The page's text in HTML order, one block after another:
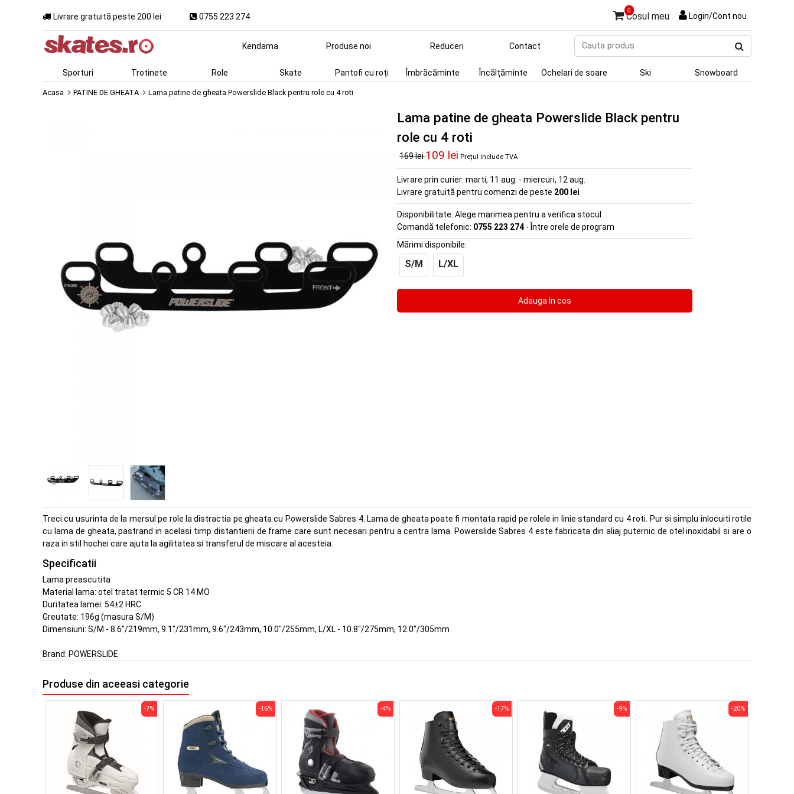
Livrare gratuită peste 200 lei 0755 223 274
0
Cosul meu Login/Cont nou
produs
Kendama Produse noi Reduceri Contact
Sporturi Trotinete Role Skate Pantofi cu roți Îmbrăcăminte Încălțăminte Ochelari de soare Ski Snowboard
Acasa PATINE DE GHEATA Lama patine de gheata Powerslide Black pentru role cu 4 roti
Lama patine de gheata Powerslide Black pentru
role cu 4 roti
169 lei109 lei Prețul include TVA
Livrare prin curier: marti, 11 aug. - miercuri, 12 aug.
Livrare gratuită pentru comenzi de peste 200 lei
Disponibilitate: Alege marimea pentru a verifica stocul
Comandă telefonic: 0755 223 274 - Între orele de program
Mărimi disponibile:
S/M L/XL
Treci cu usurinta de la mersul pe role la distractia pe gheata cu Powerslide Sabres 4. Lama de gheata poate fi montata rapid pe rolele in linie standard cu 4 roti. Pur si simplu inlocuiti rotile
cu lama de gheata, pastrand in acelasi timp distantierii de frame care sunt necesari pentru a centra lama. Powerslide Sabres 4 este fabricata din aliaj puternic de otel inoxidabil si are o
raza in stil hochei care ajuta la agilitatea si transferul de miscare al acesteia.
Specificatii
Lama preascutita
Material lama: otel tratat termic 5 CR 14 MO
Duritatea lamei: 54±2 HRC
Greutate: 196g (masura S/M)
Dimensiuni: S/M - 8.6"/219mm, 9.1"/231mm, 9.6"/243mm, 10.0"/255mm, L/XL - 10.8"/275mm, 12.0"/305mm
Brand: POWERSLIDE
Produse din aceeasi categorie
-7% -16% -4% -17% -9% -20%